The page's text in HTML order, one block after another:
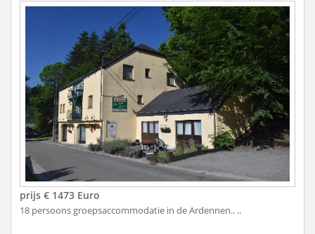
prijs € 1473 Euro
18 persoons groepsaccommodatie in de Ardennen.. ..